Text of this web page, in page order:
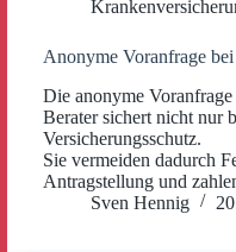
Anonyme Voranfrage
Die anonyme
Berater sichert nicht nur
Versicherungsschutz.
Sie vermeiden dadurch
Antragstellung und
Sven Hennig